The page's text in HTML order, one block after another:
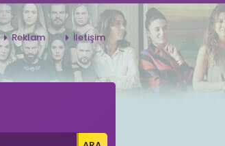
Reklam İletişim